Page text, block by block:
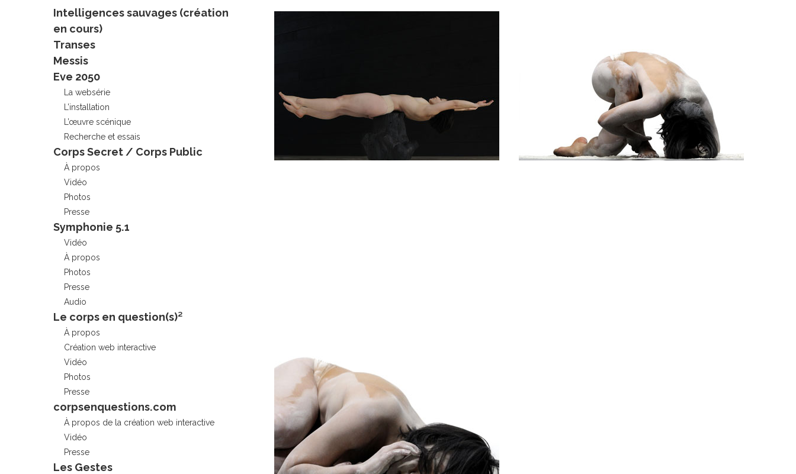
Intelligences sauvages (création
en cours)
Transes
Messis
Eve 2050
La websérie
L’installation
L’œuvre scénique
Recherche et essais
Corps Secret / Corps Public
À propos
Vidéo
Photos
Presse
Symphonie 5.1
Vidéo
À propos
Photos
Presse
Audio
Le corps en question(s)²
À propos
Création web interactive
Vidéo
Photos
Presse
corpsenquestions.com
À propos de la création web interactive
Vidéo
Presse
Les Gestes